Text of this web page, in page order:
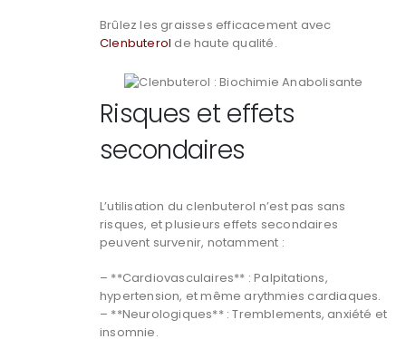
Brûlez les graisses efficacement avec
Clenbuterol de haute qualité.
Risques et effets
secondaires
L’utilisation du clenbuterol n’est pas sans
risques, et plusieurs effets secondaires
peuvent survenir, notamment :
– **Cardiovasculaires** : Palpitations,
hypertension, et même arythmies cardiaques.
– **Neurologiques** : Tremblements, anxiété et
insomnie.